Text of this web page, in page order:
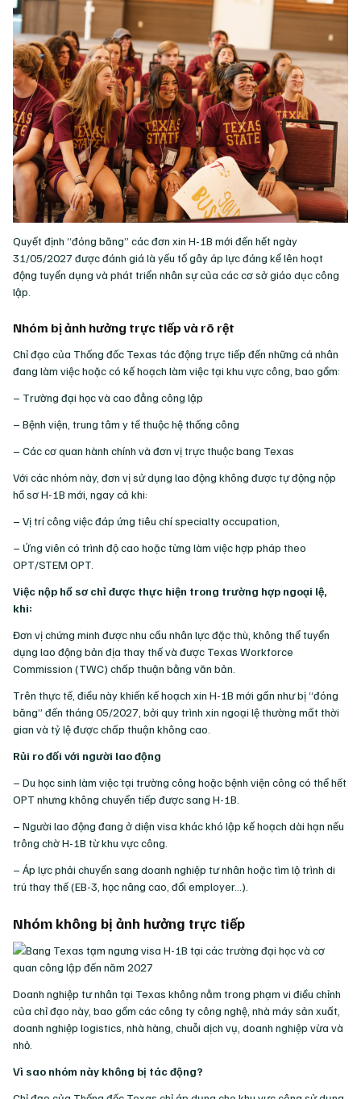
Quyết định “đóng băng” các đơn xin H-1B mới đến hết ngày
31/05/2027 được đánh giá là yếu tố gây áp lực đáng kể lên hoạt
động tuyển dụng và phát triển nhân sự của các cơ sở giáo dục công
lập.
Nhóm bị ảnh hưởng trực tiếp và rõ rệt
Chỉ đạo của Thống đốc Texas tác động trực tiếp đến những cá nhân
đang làm việc hoặc có kế hoạch làm việc tại khu vực công, bao gồm:
– Trường đại học và cao đẳng công lập
– Bệnh viện, trung tâm y tế thuộc hệ thống công
– Các cơ quan hành chính và đơn vị trực thuộc bang Texas
Với các nhóm này, đơn vị sử dụng lao động không được tự động nộp
hồ sơ H-1B mới, ngay cả khi:
– Vị trí công việc đáp ứng tiêu chí specialty occupation,
– Ứng viên có trình độ cao hoặc từng làm việc hợp pháp theo
OPT/STEM OPT.
Việc nộp hồ sơ chỉ được thực hiện trong trường hợp ngoại lệ,
khi:
Đơn vị chứng minh được nhu cầu nhân lực đặc thù, không thể tuyển
dụng lao động bản địa thay thế và được Texas Workforce
Commission (TWC) chấp thuận bằng văn bản.
Trên thực tế, điều này khiến kế hoạch xin H-1B mới gần như bị “đóng
băng” đến tháng 05/2027, bởi quy trình xin ngoại lệ thường mất thời
gian và tỷ lệ được chấp thuận không cao.
Rủi ro đối với người lao động
– Du học sinh làm việc tại trường công hoặc bệnh viện công có thể hết
OPT nhưng không chuyển tiếp được sang H-1B.
– Người lao động đang ở diện visa khác khó lập kế hoạch dài hạn nếu
trông chờ H-1B từ khu vực công.
– Áp lực phải chuyển sang doanh nghiệp tư nhân hoặc tìm lộ trình di
trú thay thế (EB-3, học nâng cao, đổi employer…).
Nhóm không bị ảnh hưởng trực tiếp
Doanh nghiệp tư nhân tại Texas không nằm trong phạm vi điều chỉnh
của chỉ đạo này, bao gồm các công ty công nghệ, nhà máy sản xuất,
doanh nghiệp logistics, nhà hàng, chuỗi dịch vụ, doanh nghiệp vừa và
nhỏ.
Vì sao nhóm này không bị tác động?